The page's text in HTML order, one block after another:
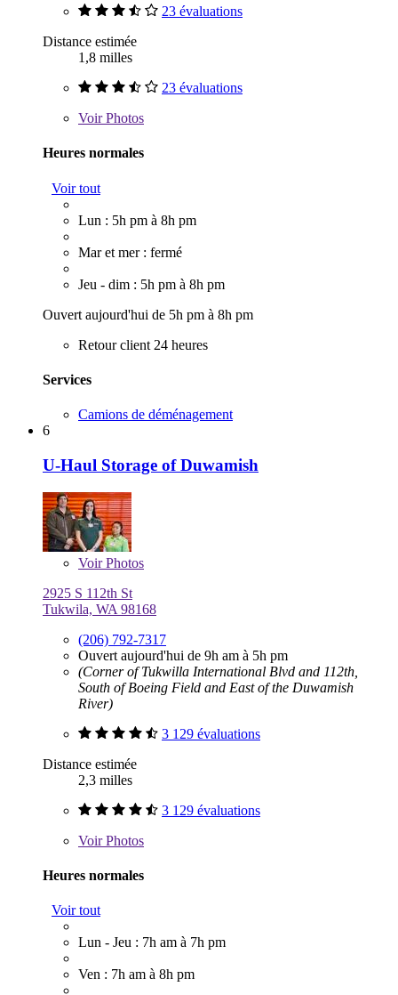
23 évaluations
Distance estimée
1,8 milles
23 évaluations
VoirPhotos
Heures normales
Voir tout
Lun : 5h pm à 8h pm
Mar et mer : fermé
Jeu - dim : 5h pm à 8h pm
Ouvert aujourd'hui de 5h pm à 8h pm
Retour client 24 heures
Services
Camions de déménagement
6
U-Haul Storage of Duwamish
VoirPhotos
2925 S 112th St
Tukwila, WA 98168
(206) 792-7317
Ouvert aujourd'hui de 9h am à 5h pm
(Corner of Tukwilla International Blvd and 112th,
South of Boeing Field and East of the Duwamish
River)
3 129 évaluations
Distance estimée
2,3 milles
3 129 évaluations
VoirPhotos
Heures normales
Voir tout
Lun - Jeu : 7h am à 7h pm
Ven : 7h am à 8h pm